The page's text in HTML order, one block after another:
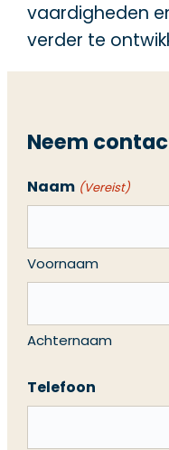
vaardigheden
verder te
Neem
Naam (Vereist)
Voornaam
Achternaam
Telefoon